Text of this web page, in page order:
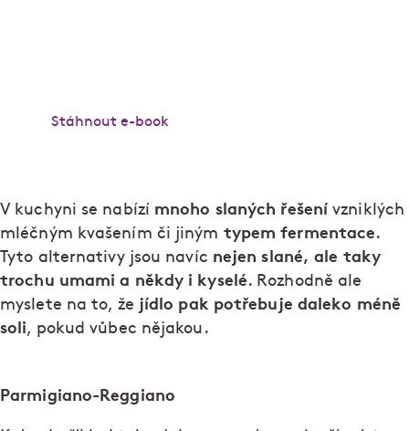
Stáhnout e-book
V kuchyni se nabízí mnoho slaných řešení vzniklých
mléčným kvašením či jiným typem fermentace.
Tyto alternativy jsou navíc nejen slané, ale taky
trochu umami a někdy i kyselé. Rozhodně ale
myslete na to, že jídlo pak potřebuje daleko méně
soli, pokud vůbec nějakou.
Parmigiano-Reggiano